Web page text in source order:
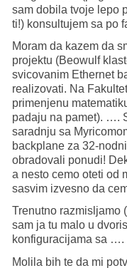
sam dobila tvoje lepo
ti!) konsultujem sa po
Moram da kazem da
projektu (Beowulf
svicovanim Ethernet
realizovati. Na
primenjenu
padaju na pamet). ….
saradnju sa
backplane za 32-
obradovali ponudi!
a nesto cemo oteti od
sasvim izvesno da
Trenutno razmisljamo
sam ja tu malo u
konfiguracijama sa
Molila bih te da mi